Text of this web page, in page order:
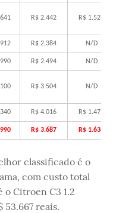
R$ 2.442 R$ 1.527
R$ 2.384 N/D
R$ 2.494 N/D
R$ 3.504 N/D
R$ 4.016 R$ 1.479
R$ 3.687 R$ 1.636
classificado é o
com custo total
o Citroen C3 1.2
reais.